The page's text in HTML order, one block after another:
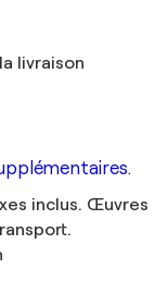
livraison
inclus. Œuvres